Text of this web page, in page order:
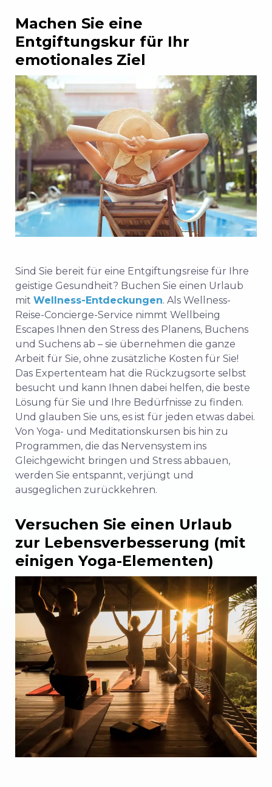
Machen Sie eine
Entgiftungskur für Ihr
emotionales Ziel
Sind Sie bereit für eine Entgiftungsreise für Ihre
geistige Gesundheit? Buchen Sie einen Urlaub
mit Wellness-Entdeckungen. Als Wellness-
Reise-Concierge-Service nimmt Wellbeing
Escapes Ihnen den Stress des Planens, Buchens
und Suchens ab – sie übernehmen die ganze
Arbeit für Sie, ohne zusätzliche Kosten für Sie!
Das Expertenteam hat die Rückzugsorte selbst
besucht und kann Ihnen dabei helfen, die beste
Lösung für Sie und Ihre Bedürfnisse zu finden.
Und glauben Sie uns, es ist für jeden etwas dabei.
Von Yoga- und Meditationskursen bis hin zu
Programmen, die das Nervensystem ins
Gleichgewicht bringen und Stress abbauen,
werden Sie entspannt, verjüngt und
ausgeglichen zurückkehren.
Versuchen Sie einen Urlaub
zur Lebensverbesserung (mit
einigen Yoga-Elementen)